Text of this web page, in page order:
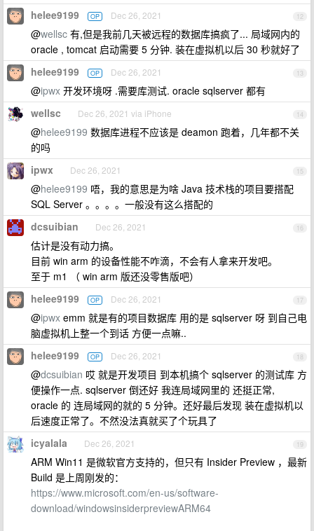
12
helee9199 OP Dec 26, 2021
@wellsc 有,但是我前几天被远程的数据库搞疯了... 局域网内的
oracle , tomcat 启动需要 5 分钟. 装在虚拟机以后 30 秒就好了
13
helee9199 OP Dec 26, 2021
@ipwx 开发环境呀 .需要库测试. oracle sqlserver 都有
14
wellsc Dec 26, 2021 via iPhone
@helee9199 数据库进程不应该是 deamon 跑着，几年都不关
的吗
15
ipwx Dec 26, 2021
@helee9199 唔，我的意思是为啥 Java 技术栈的项目要搭配
SQL Server 。。。。一般没有这么搭配的
16
dcsuibian Dec 26, 2021
估计是没有动力搞。
目前 win arm 的设备性能不咋滴，不会有人拿来开发吧。
至于 m1 （ win arm 版还没零售版吧）
17
helee9199 OP Dec 26, 2021
@ipwx emm 就是有的项目数据库 用的是 sqlserver 呀 到自己电
脑虚拟机上整一个到话 方便一点嘛..
18
helee9199 OP Dec 26, 2021
@dcsuibian 哎 就是开发项目 到本机搞个 sqlserver 的测试库 方
便操作一点. sqlserver 倒还好 我连局域网里的 还挺正常,
oracle 的 连局域网的就的 5 分钟。还好最后发现 装在虚拟机以
后速度正常了。不然没法真就买了个玩具了
19
icyalala Dec 26, 2021
ARM Win11 是微软官方支持的，但只有 Insider Preview ，最新
Build 是上周刚发的：
https://www.microsoft.com/en-us/software-
download/windowsinsiderpreviewARM64